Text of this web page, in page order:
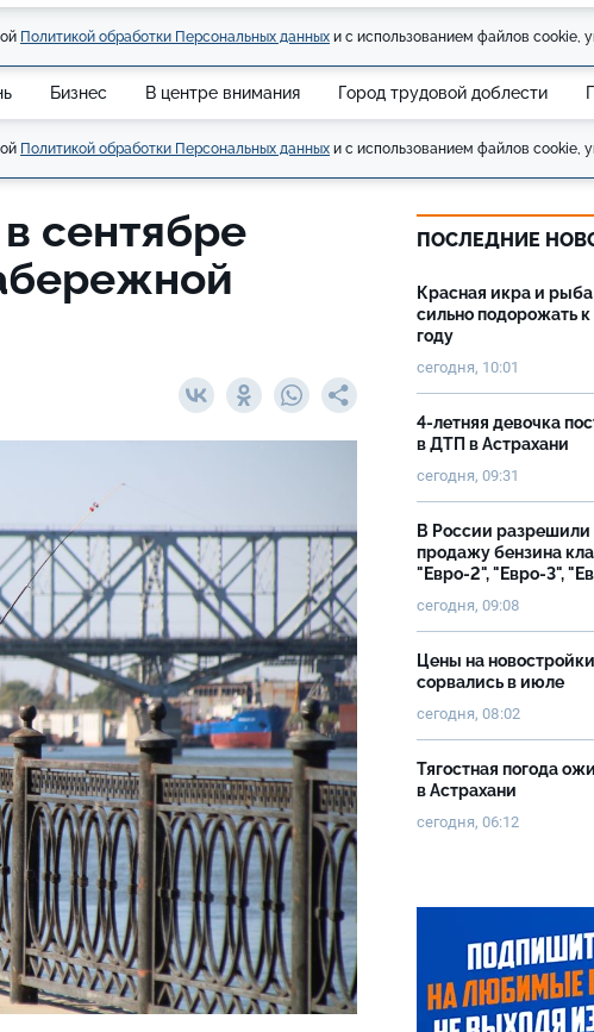
Политикой обработки Персональных данных и с использованием файлов cookie,
Бизнес В центре внимания Город трудовой доблести
Политикой обработки Персональных данных и с использованием файлов cookie,
сентябре
ПОСЛЕДНИЕ
Красная икра и рыба
сильно подорожать
году
сегодня, 10:01
4-летняя девочка
в ДТП в Астрахани
сегодня, 09:31
В России разрешили
продажу бензина
"Евро-2", "Евро-3",
сегодня, 09:08
Цены на новостройки
сорвались в июле
сегодня, 08:02
Тягостная погода
в Астрахани
сегодня, 06:12